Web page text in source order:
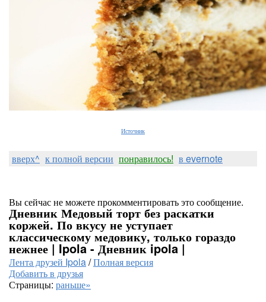
Источник
вверх^ к полной версии понравилось! в evernote
Вы сейчас не можете прокомментировать это сообщение.
Дневник Медовый торт без раскатки
коржей. По вкусу не уступает
классическому медовику, только гораздо
нежнее | Ipola - Дневник ipola |
Лента друзей Ipola/Полная версия
Добавить в друзья
Страницы: раньше»